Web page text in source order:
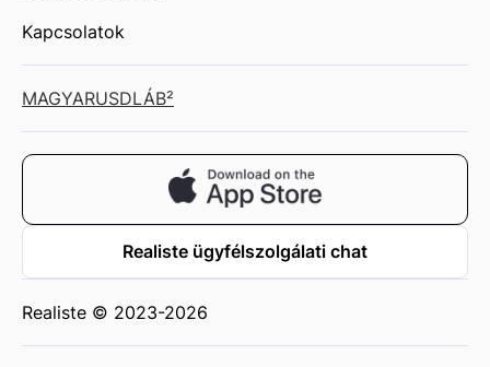
Kapcsolatok
MAGYARUSDLÁB²
Realiste ügyfélszolgálati chat
Realiste © 2023-2026